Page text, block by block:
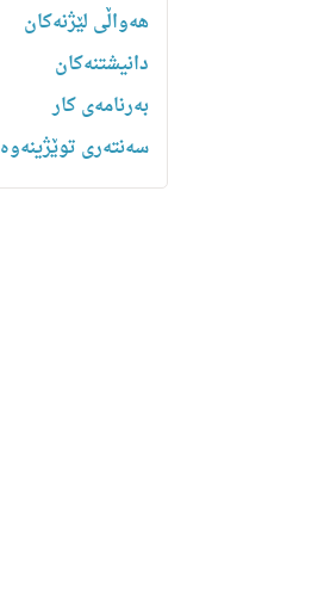
هه‌واڵى لێژنه‌كان
دانیشتنه‌کان
بەرنامەی کار
سەنتەری توێژینەوە